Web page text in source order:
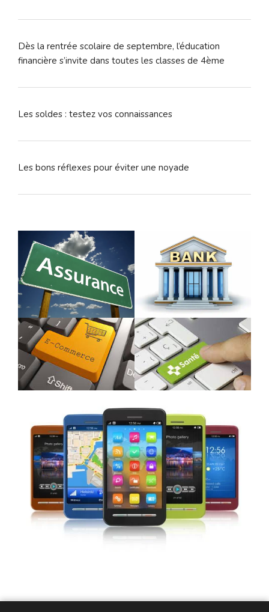
Dès la rentrée scolaire de septembre, l’éducation
financière s’invite dans toutes les classes de 4ème
Les soldes : testez vos connaissances
Les bons réflexes pour éviter une noyade